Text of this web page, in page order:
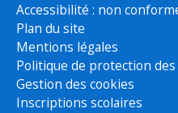
Accessibilité : non
Plan du site
Mentions légales
Politique de protection
Gestion des cookies
Inscriptions scolaires